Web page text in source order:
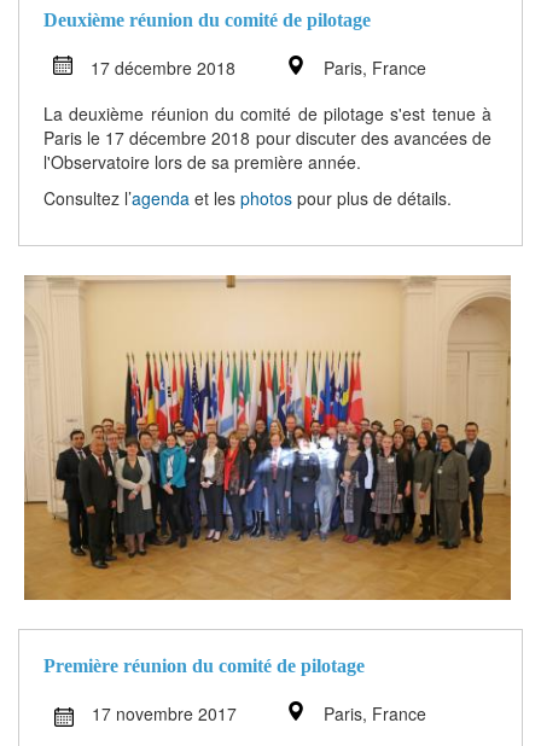
Deuxième réunion du comité de pilotage
17 décembre 2018
Paris, France
La deuxième réunion du comité de pilotage s'est tenue à
Paris le 17 décembre 2018 pour discuter des avancées de
l'Observatoire lors de sa première année.
Consultez l’agenda et les photos pour plus de détails.
Première réunion du comité de pilotage
17 novembre 2017
Paris, France